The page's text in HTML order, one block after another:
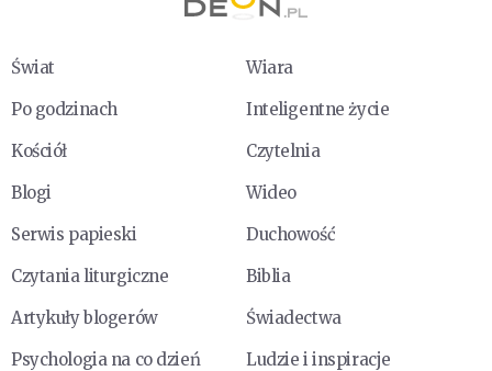
Świat
Wiara
Po godzinach
Inteligentne życie
Kościół
Czytelnia
Blogi
Wideo
Serwis papieski
Duchowość
Czytania liturgiczne
Biblia
Artykuły blogerów
Świadectwa
Psychologia na co dzień
Ludzie i inspiracje